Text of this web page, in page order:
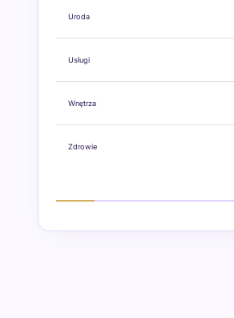
Uroda
Usługi
Wnętrza
Zdrowie